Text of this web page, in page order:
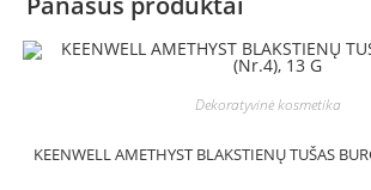
Dekoratyvinė kosmetika
KEENWELL AMETHYST BLAKSTIENŲ TUŠAS